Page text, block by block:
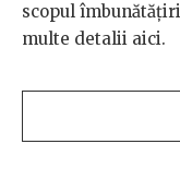
Video
scopul
multe detalii aici.